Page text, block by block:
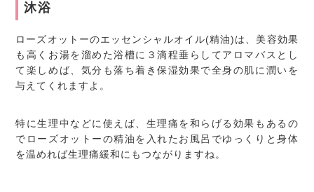
沐浴
ローズオットーのエッセンシャルオイル(精油)は、美容効果
も高くお湯を溜めた浴槽に３滴程垂らしてアロマバスとし
て楽しめば、気分も落ち着き保湿効果で全身の肌に潤いを
与えてくれますよ。
特に生理中などに使えば、生理痛を和らげる効果もあるの
でローズオットーの精油を入れたお風呂でゆっくりと身体
を温めれば生理痛緩和にもつながりますね。